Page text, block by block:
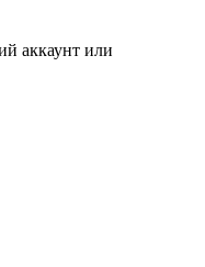
аккаунт или